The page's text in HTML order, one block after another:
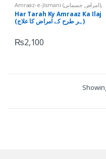
Amraaz-e-Jismani (امراض جسمانی),
Har Qism ky Amraaz (ہر قسم کے
,Tayyar Ruhani Ilaj (تیار
روحانی علاج)
Har Tarah Ky Amraaz Ka Ilaj
(ہر طرح کے امراض کا علاج)
₨2,100